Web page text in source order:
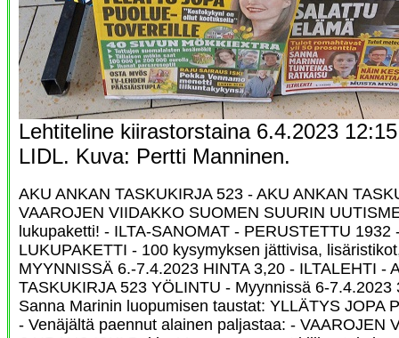
Lehtiteline kiirastorstaina 6.4.2023
LIDL. Kuva: Pertti Manninen.
AKU ANKAN TASKUKIRJA 523 - AKU ANKAN
VAAROJEN VIIDAKKO SUOMEN SUURIN
lukupaketti! - ILTA-SANOMAT - PERUSTETTU 1932
LUKUPAKETTI - 100 kysymyksen jättivisa,
MYYNNISSÄ 6.-7.4.2023 HINTA 3,20 - ILTALEHTI -
TASKUKIRJA 523 YÖLINTU - Myynnissä 6-7.4.2023
Sanna Marinin luopumisen taustat: YLLÄTYS JOPA
- Venäjältä paennut alainen paljastaa: - VAAROJEN